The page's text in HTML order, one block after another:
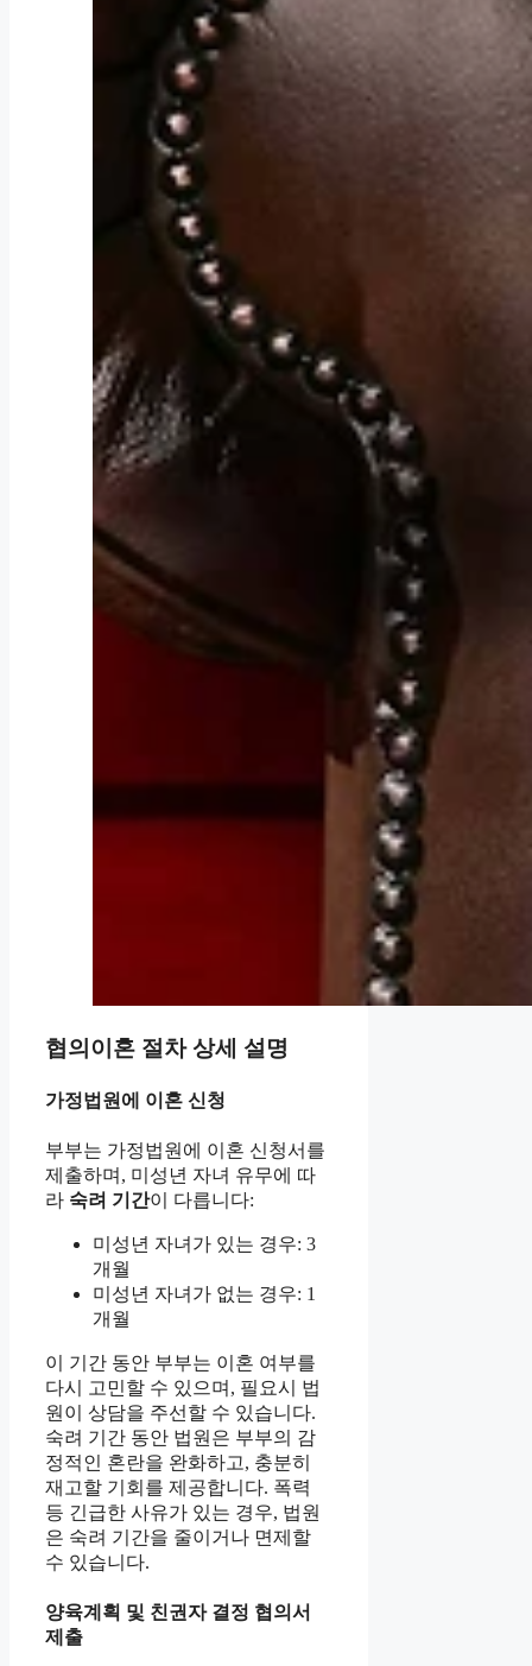
협의이혼 절차 상세 설명
가정법원에 이혼 신청
부부는 가정법원에 이혼 신청서를
제출하며, 미성년 자녀 유무에 따
라 숙려 기간이 다릅니다:
미성년 자녀가 있는 경우: 3
개월
미성년 자녀가 없는 경우: 1
개월
이 기간 동안 부부는 이혼 여부를
다시 고민할 수 있으며, 필요시 법
원이 상담을 주선할 수 있습니다.
숙려 기간 동안 법원은 부부의 감
정적인 혼란을 완화하고, 충분히
재고할 기회를 제공합니다. 폭력
등 긴급한 사유가 있는 경우, 법원
은 숙려 기간을 줄이거나 면제할
수 있습니다.
양육계획 및 친권자 결정 협의서
제출